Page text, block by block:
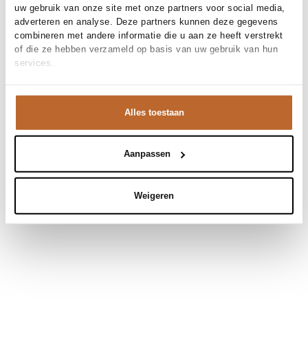
uw gebruik van onze site met onze partners voor social media,
adverteren en analyse. Deze partners kunnen deze gegevens
combineren met andere informatie die u aan ze heeft verstrekt
of die ze hebben verzameld op basis van uw gebruik van hun
services.
Alles toestaan
Aanpassen
Weigeren